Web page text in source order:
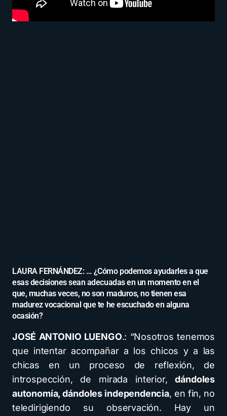
LAURA FERNÁNDEZ: … ¿Cómo podemos ayudarles a que
esas decisiones sean adecuadas en un momento en el
que, muchas veces, no son maduros, no tienen esa
madurez vocacional que te he escuchado en alguna
ocasión?
JOSÉ ANTONIO LUENGO.: “Nosotros tenemos
que intentar acompañar a los chicos y a las
chicas en un proceso de reflexión, de
introspección, de mirada interior,dándoles
autonomía, dándoles independencia, en fin, no
teledirigiendo su observación. Hay un